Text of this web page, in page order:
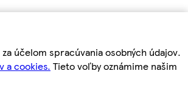
účelom spracúvania osobných údajov.
a cookies. Tieto voľby oznámime našim